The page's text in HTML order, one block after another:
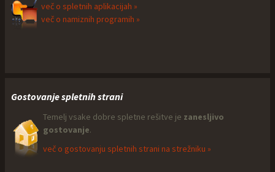
več o spletnih aplikacijah »
več o namiznih programih »
Gostovanje spletnih strani
Temelj vsake dobre spletne rešitve je zanesljivo
gostovanje.
več o gostovanju spletnih strani na strežniku »